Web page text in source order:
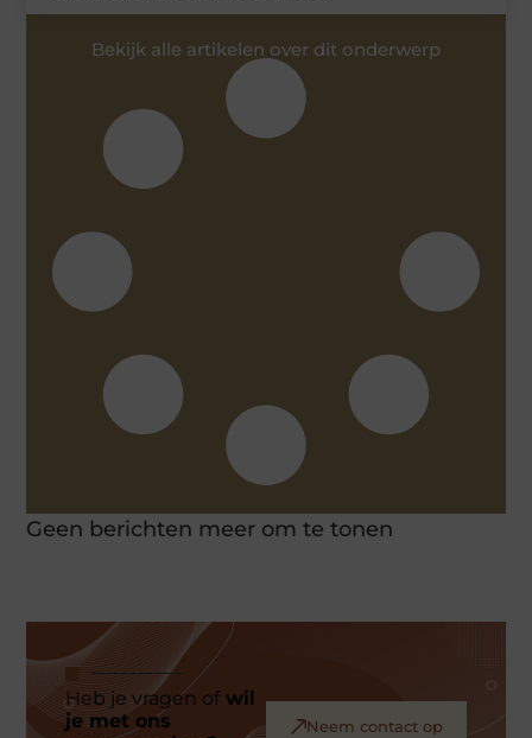
Bekijk alle artikelen over dit onderwerp
Geen berichten meer om te tonen
Heb je vragen ofwil
je met ons
Neem contact op